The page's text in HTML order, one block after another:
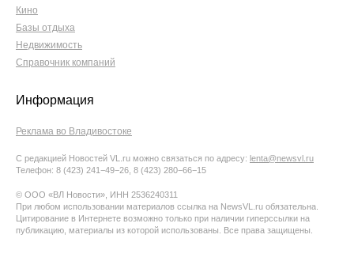
Кино
Базы отдыха
Недвижимость
Справочник компаний
Информация
Реклама во Владивостоке
С редакцией Новостей VL.ru можно связаться по адресу: lenta@newsvl.ru
Телефон: 8 (423) 241−49−26, 8 (423) 280−66−15
© ООО «ВЛ Новости», ИНН 2536240311
При любом использовании материалов ссылка на NewsVL.ru обязательна.
Цитирование в Интернете возможно только при наличии гиперссылки на
публикацию, материалы из которой использованы. Все права защищены.